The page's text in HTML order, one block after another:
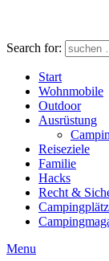
Search for:
Start
Wohnmobile
Outdoor
Ausrüstung
Reiseziele
Familie
Hacks
Recht &
Menu